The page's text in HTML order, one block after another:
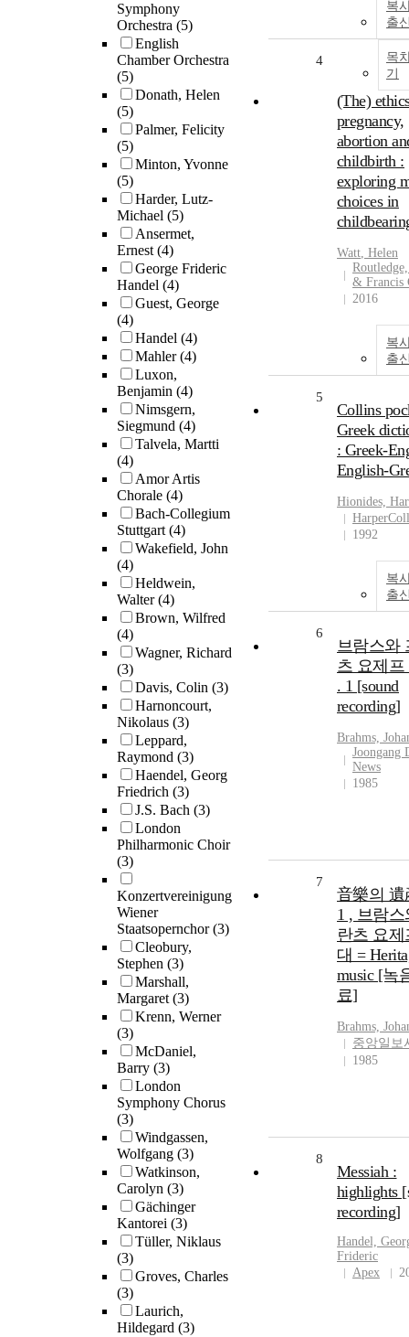
Symphony
Orchestra (5)
English
Chamber Orchestra
(5)
Donath, Helen
(5)
Palmer, Felicity
(5)
Minton, Yvonne
(5)
Harder, Lutz-
Michael (5)
Ansermet,
Ernest(4)
George Frideric
Handel (4)
Guest, George
(4)
Handel (4)
Mahler(4)
Luxon,
Benjamin (4)
Nimsgern,
Siegmund (4)
Talvela, Martti
(4)
Amor Artis
Chorale (4)
Bach-Collegium
Stuttgart(4)
Wakefield, John
(4)
Heldwein,
Walter(4)
Brown, Wilfred
(4)
Wagner, Richard
(3)
Davis, Colin (3)
Harnoncourt,
Nikolaus (3)
Leppard,
Raymond (3)
Haendel, Georg
Friedrich (3)
J.S. Bach (3)
London
Philharmonic Choir
(3)
Konzertvereinigung
Wiener
Staatsopernchor(3)
Cleobury,
Stephen (3)
Marshall,
Margaret(3)
Krenn, Werner
(3)
McDaniel,
Barry (3)
London
Symphony Chorus
(3)
Windgassen,
Wolfgang (3)
Watkinson,
Carolyn (3)
Gächinger
Kantorei (3)
Tüller, Niklaus
(3)
Groves, Charles
(3)
Laurich,
Hildegard (3)
복
출
목
기
4
(The)
pregnancy,
abortion
childbirth :
exploring
choices in
Watt, Helen
& Francis
2016
복
출
5
Collins
Greek
: Greek-
English-
Hionides,
1992
복
출
6
브람스와
츠 요제프
. 1 [sound
recording]
Brahms,
Joongang
News
1985
7
音樂의 遺
1 , 브람
란츠 요
대 =
music [녹
료]
Brahms,
중앙일보
1985
8
Messiah :
highlights
recording]
Handel,
Frideric
Apex